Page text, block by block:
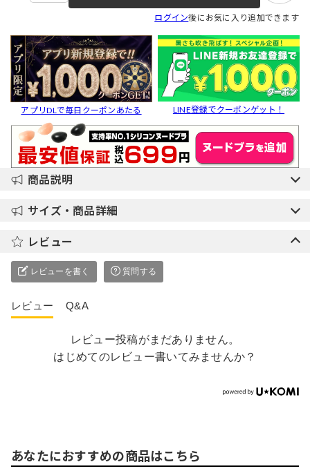
ログイン後にお気に入り追加できます
アプリDLで毎日クーポンあたる LINE登録でクーポンゲット！
商品説明
サイズ・商品詳細
レビュー
レビューを書く 質問する
レビュー Q&A
レビュー投稿がまだありません。
はじめてのレビュー書いてみませんか？
あなたにおすすめの商品はこちら